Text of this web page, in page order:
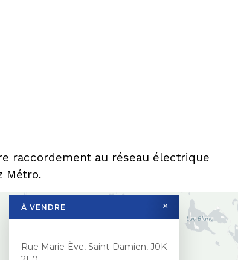
raccordement au réseau électrique
Métro.
À VENDRE
Rue Marie-Ève, Saint-Damien, J0K
×